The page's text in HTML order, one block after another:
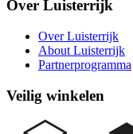
Over Luisterrijk
Over Luisterrijk
About Luisterrijk
Partnerprogramma
Veilig winkelen